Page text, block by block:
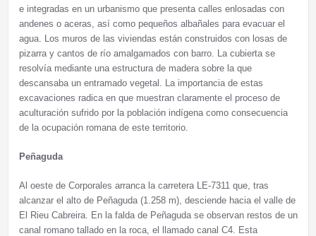
e integradas en un urbanismo que presenta calles enlosadas con
andenes o aceras, así como pequeños albañales para evacuar el
agua. Los muros de las viviendas están construidos con losas de
pizarra y cantos de río amalgamados con barro. La cubierta se
resolvía mediante una estructura de madera sobre la que
descansaba un entramado vegetal. La importancia de estas
excavaciones radica en que muestran claramente el proceso de
aculturación sufrido por la población indígena como consecuencia
de la ocupación romana de este territorio.
Peñaguda
Al oeste de Corporales arranca la carretera LE-7311 que, tras
alcanzar el alto de Peñaguda (1.258 m), desciende hacia el valle de
El Rieu Cabreira. En la falda de Peñaguda se observan restos de un
canal romano tallado en la roca, el llamado canal C4. Esta